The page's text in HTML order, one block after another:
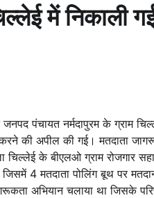
में निकाली
पंचायत नर्मदापुरम के ग्राम
की अपील की गई। मतदाता
चिल्लेई के बीएलओ ग्राम
4 मतदाता पोलिंग बूथ पर
अभियान चलाया था